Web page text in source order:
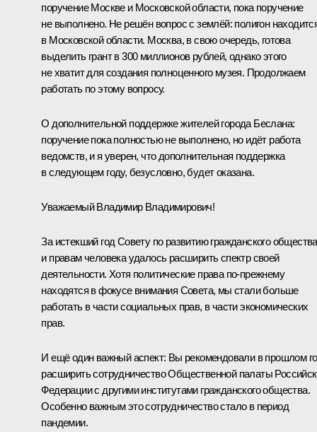
поручение Москве и Московской области, пока поручение
не выполнено. Не решён вопрос с землёй: полигон
в Московской области. Москва, в свою очередь, готова
выделить грант в 300 миллионов рублей, однако этого
не хватит для создания полноценного музея. Продолжаем
работать по этому вопросу.
О дополнительной поддержке жителей города Беслана:
поручение пока полностью не выполнено, но идёт работа
ведомств, и я уверен, что дополнительная поддержка
в следующем году, безусловно, будет оказана.
Уважаемый Владимир Владимирович!
За истекший год Совету по развитию гражданского общества
и правам человека удалось расширить спектр своей
деятельности. Хотя политические права по-прежнему
находятся в фокусе внимания Совета, мы стали больше
работать в части социальных прав, в части экономических
прав.
И ещё один важный аспект: Вы рекомендовали в прошлом
расширить сотрудничество Общественной палаты
Федерации с другими институтами гражданского общества.
Особенно важным это сотрудничество стало в период
пандемии.